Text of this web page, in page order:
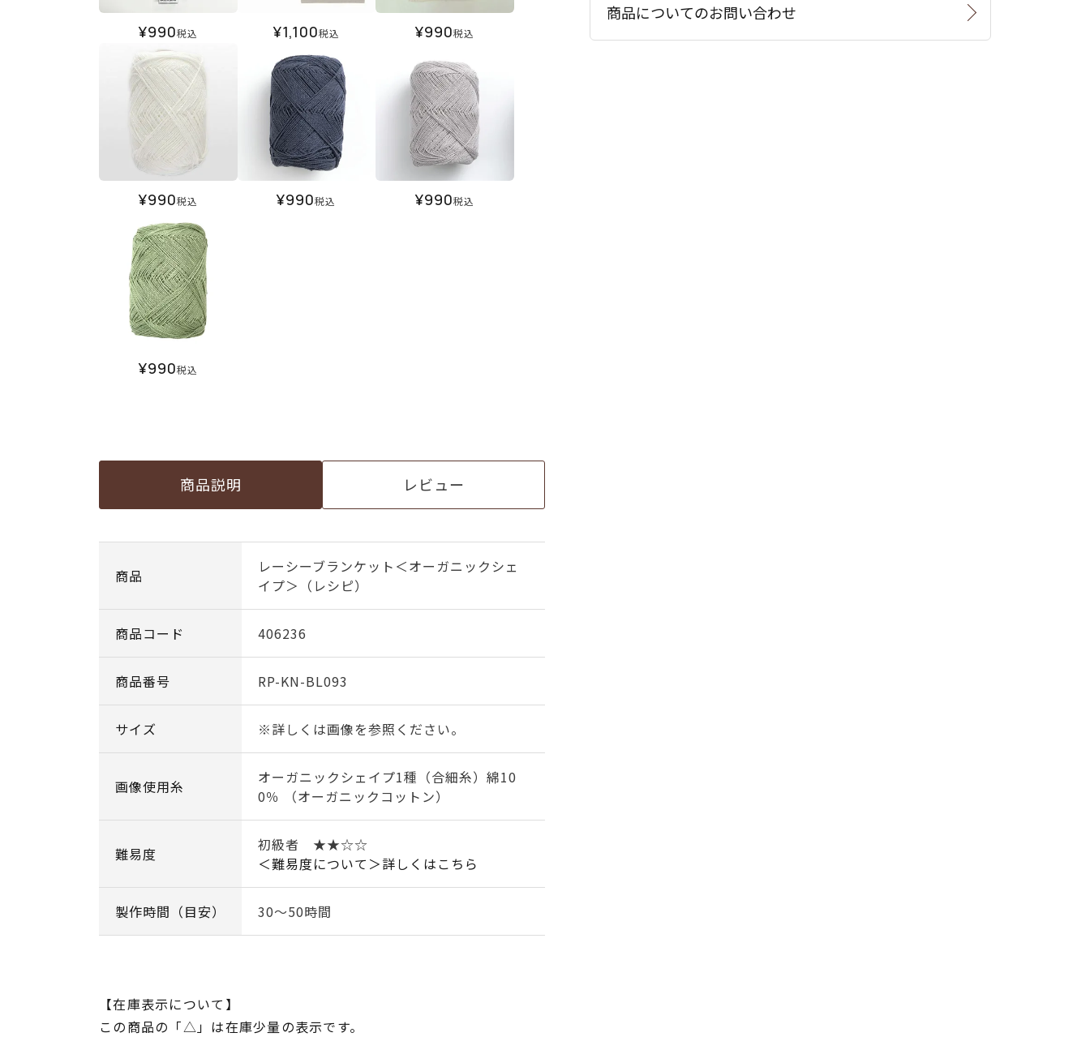
¥990税込 ¥1,100税込 ¥990税込
¥990税込 ¥990税込 ¥990税込
¥990税込
商品説明 レビュー
商品
レーシーブランケット＜オーガニックシェ
イプ＞（レシピ）
商品コード 406236
商品番号 RP-KN-BL093
サイズ ※詳しくは画像を参照ください。
画像使用糸
オーガニックシェイプ1種（合細糸）綿10
0％ （オーガニックコットン）
難易度
初級者 ★★☆☆
＜難易度について＞詳しくはこちら
製作時間（目安） 30～50時間
【在庫表示について】
この商品の「△」は在庫少量の表示です。
商品についてのお問い合わせ